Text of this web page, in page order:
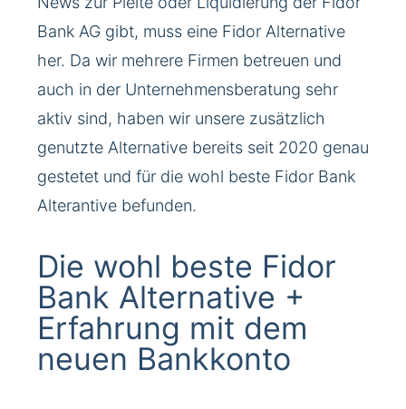
Bank AG gibt, muss eine Fidor Alternative
her. Da wir mehrere Firmen betreuen und
auch in der Unternehmensberatung sehr
aktiv sind, haben wir unsere zusätzlich
genutzte Alternative bereits seit 2020 genau
gestetet und für die wohl beste Fidor Bank
Alterantive befunden.
Die wohl beste Fidor
Bank Alternative +
Erfahrung mit dem
neuen Bankkonto